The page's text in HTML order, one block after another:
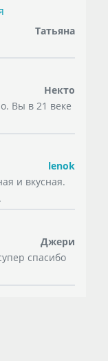
Татьяна
Некто
Вы в 21 веке
lenok
и вкусная.
Джери
спасибо